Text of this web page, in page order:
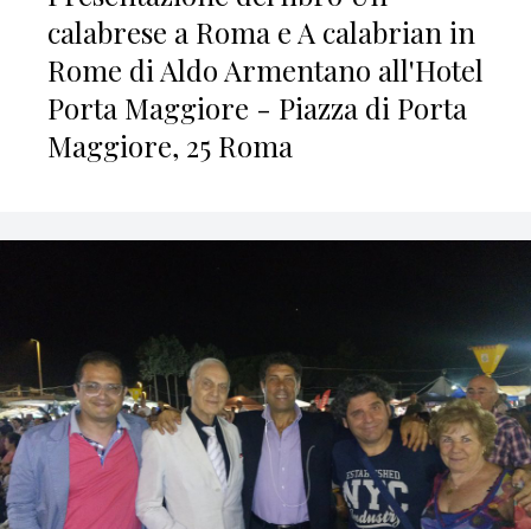
calabrese a Roma e A calabrian in
Rome di Aldo Armentano all'Hotel
Porta Maggiore - Piazza di Porta
Maggiore, 25 Roma